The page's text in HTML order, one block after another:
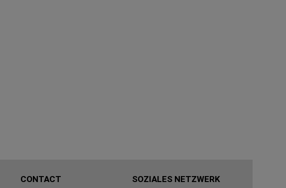
CONTACT SOZIALES NETZWERK